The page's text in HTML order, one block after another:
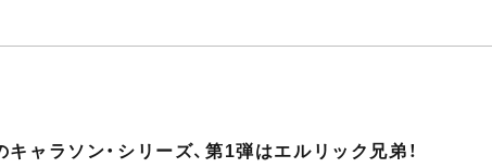
ラソン・シリーズ、第1弾はエルリック兄弟！